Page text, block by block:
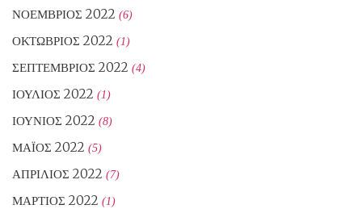
ΝΟΈΜΒΡΙΟΣ 2022 (6)
ΟΚΤΏΒΡΙΟΣ 2022 (1)
ΣΕΠΤΈΜΒΡΙΟΣ 2022 (4)
ΙΟΎΛΙΟΣ 2022 (1)
ΙΟΎΝΙΟΣ 2022 (8)
ΜΆΙΟΣ 2022 (5)
ΑΠΡΊΛΙΟΣ 2022 (7)
ΜΆΡΤΙΟΣ 2022 (1)